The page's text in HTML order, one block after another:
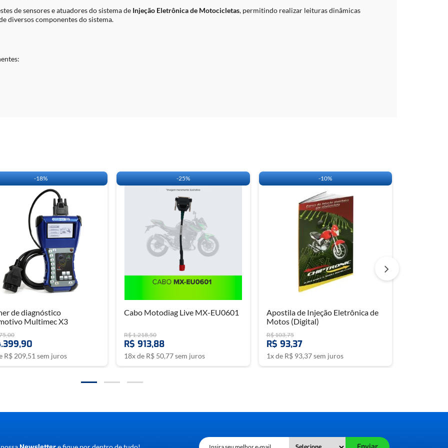
Bobinas de ignição.
de sensores e atuadores do sistema de Injeção Eletrônica de Motocicletas, permitindo realizar leituras dinâmicas
diversos componentes do sistema.
-18%
de diagnóstico
Multimec X3
,00
.399,90
R$ 209,51 sem juros
-25%
Cabo Motodiag Live MX-EU0601
R$1.218,50
R$ 913,88
18x de R$ 50,77sem juros
-10%
Apostila de Injeção Eletrônica de
Motos (Digital)
R$103,75
R$ 93,37
1x de R$ 93,37sem juros